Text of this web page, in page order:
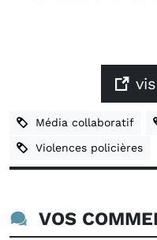
Média collaboratif
Violences policières
VOS